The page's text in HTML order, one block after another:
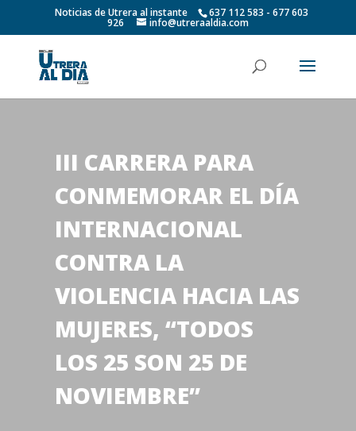
Noticias de Utrera al instante 637 112 583 - 677 603
926 info@utreraaldia.com
III CARRERA PARA
CONMEMORAR EL DÍA
INTERNACIONAL
CONTRA LA
VIOLENCIA HACIA LAS
MUJERES, “TODOS
LOS 25 SON 25 DE
NOVIEMBRE”